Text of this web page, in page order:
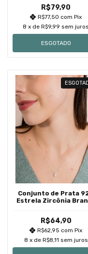
R$79,90
R$77,50com Pix
8 x deR$9,99 sem juros
ESGOTADO
Conjunto de Prata
Estrela Zircônia
R$64,90
R$62,95com Pix
8 x de R$8,11 sem juros